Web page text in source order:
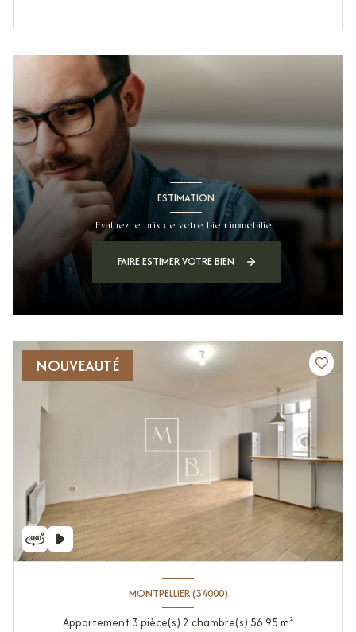
ESTIMATION
Evaluez le prix de votre bien immobilier
FAIRE ESTIMER VOTRE BIEN
NOUVEAUTÉ
MONTPELLIER (34000)
Appartement 3 pièce(s) 2 chambre(s) 56.95 m²